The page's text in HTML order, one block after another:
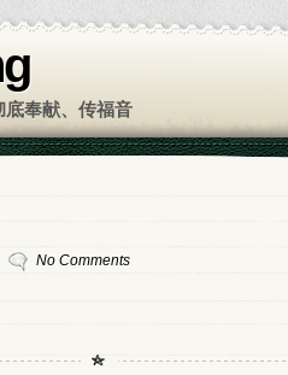
底奉献、传福音
No Comments